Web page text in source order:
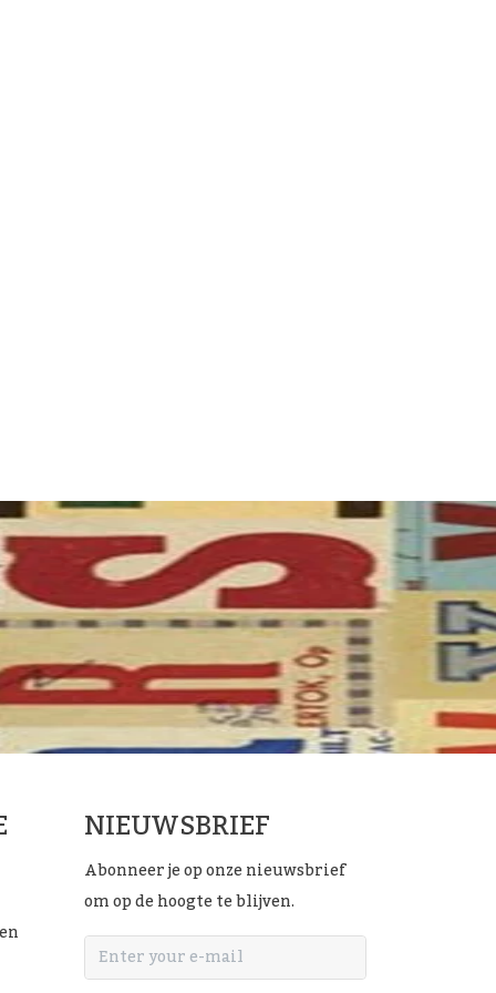
NIEUWSBRIEF
Abonneer je op onze nieuwsbrief
om op de hoogte te blijven.